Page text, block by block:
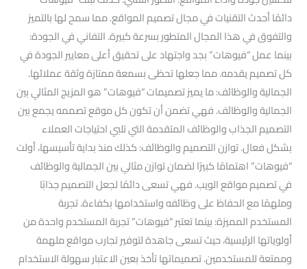
دائمًا أحدث التقنيات في مجال تصميم المواقع. مما سمح لها بالتميز
والتفوق في هذا المجال المتطور بسرعة كبيرة. التفاني في الجودة:
بينما عمل “فيوهات” بجد واجتهاد على تحقيق أعلى معايير الجودة في
كل تصميم يقدمه. مما جعلها تحظى بسمعة ممتازة وثقة عملائها.
الجمالية والوظائف: ما يميز تصميمات “فيوهات” هو المزيج المثالي بين
الجمالية والوظائف. فهي تضمن أن تكون كل موقع تصممه يجمع بين
التصميم الجذاب والوظائف المتقدمة التي تلبي احتياجات العملاء
بشكل فعال. توازن التصميم والوظائف: كذلك منذ بداية تأسيسها، أولت
“فيوهات” اهتمامًا كبيرًا لضمان توازن مثالي بين الجمالية والوظائف
في تصميم مواقع الويب. فهي تسعى دائمًا لجعل التصميم جذابًا
وملهمًا مع الحفاظ على وظائفه واستخدامها بكفاءة. تجربة
المستخدم المميزة: بينما تعتبر “فيوهات” تجربة المستخدم واحدة من
أولوياتها الرئيسية، حيث تسعى جاهدة لتوفير تجارب مواقع ملهمة
وممتعة للمستخدمين. تصميماتها تأخذ بعين الاعتبار سهولة الاستخدام